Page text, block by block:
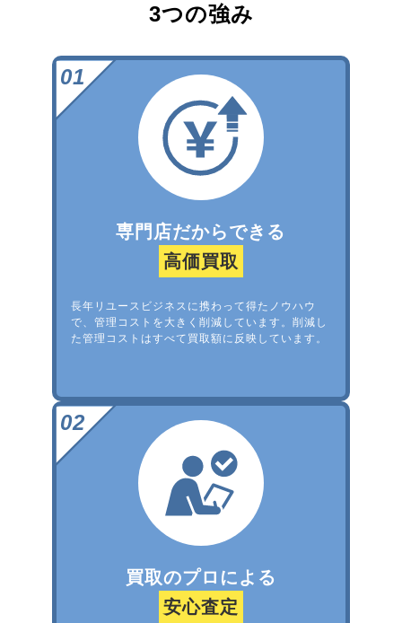
3つの強み
専門店だからできる
高価買取
長年リユースビジネスに携わって得たノウハウ
で、管理コストを大きく削減しています。削減し
た管理コストはすべて買取額に反映しています。
買取のプロによる
安心査定